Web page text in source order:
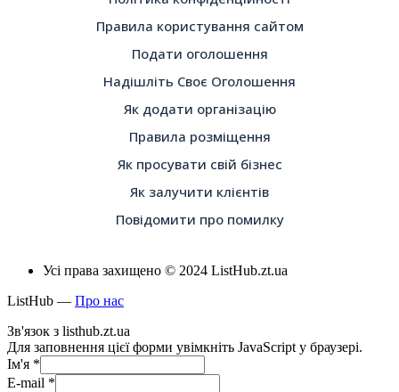
Правила користування сайтом
Подати оголошення
Надішліть Своє Оголошення
Як додати організацію
Правила розміщення
Як просувати свій бізнес
Як залучити клієнтів
Повідомити про помилку
Усі права захищено © 2024 ListHub.zt.ua
ListHub — Про нас
Зв'язок з listhub.zt.ua
Для заповнення цієї форми увімкніть JavaScript у браузері.
Ім'я *
E-mail *